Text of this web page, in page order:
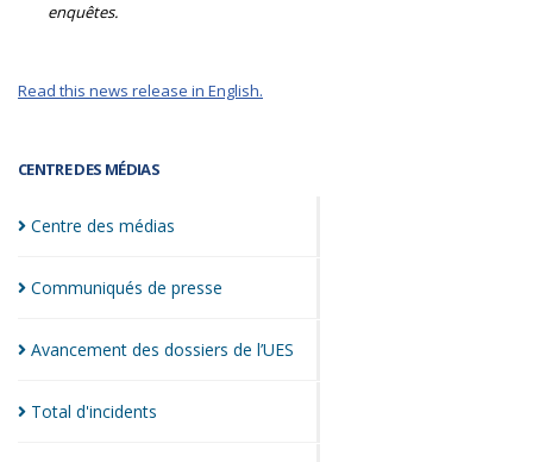
CENTRE DES MÉDIAS
Centre des médias
Communiqués de presse
Avancement des dossiers de l’UES
Total d'incidents
enquêtes.
Read this news release in English.